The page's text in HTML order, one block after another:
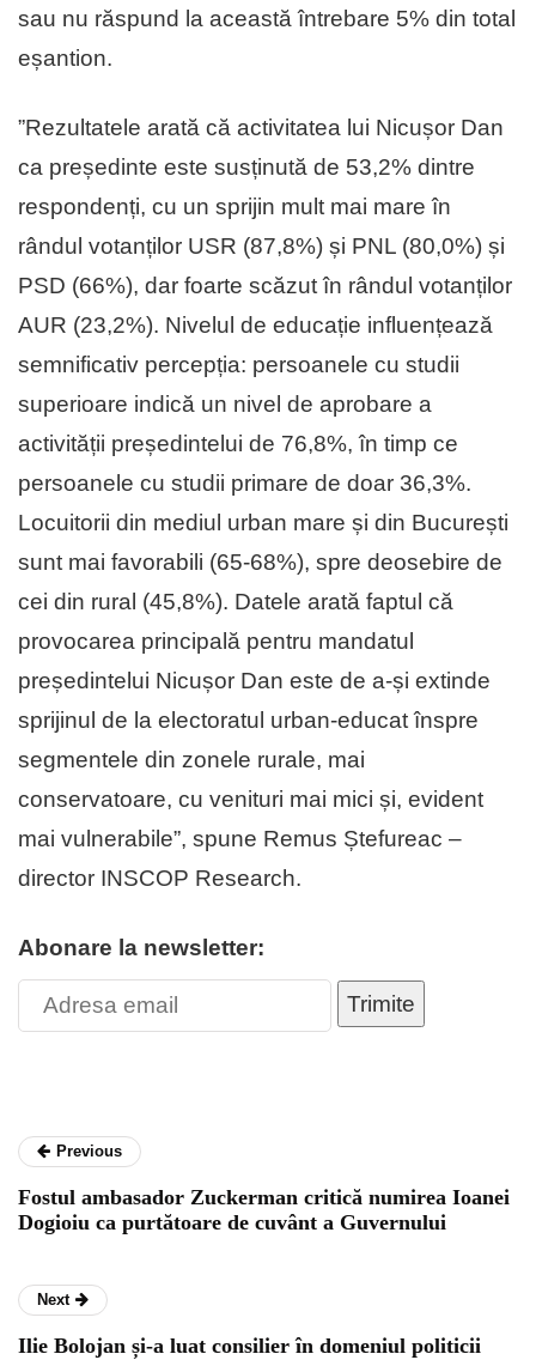
sau nu răspund la această întrebare 5% din total
eșantion.
”Rezultatele arată că activitatea lui Nicușor Dan
ca președinte este susținută de 53,2% dintre
respondenți, cu un sprijin mult mai mare în
rândul votanților USR (87,8%) și PNL (80,0%) și
PSD (66%), dar foarte scăzut în rândul votanților
AUR (23,2%). Nivelul de educație influențează
semnificativ percepția: persoanele cu studii
superioare indică un nivel de aprobare a
activității președintelui de 76,8%, în timp ce
persoanele cu studii primare de doar 36,3%.
Locuitorii din mediul urban mare și din București
sunt mai favorabili (65-68%), spre deosebire de
cei din rural (45,8%). Datele arată faptul că
provocarea principală pentru mandatul
președintelui Nicușor Dan este de a-și extinde
sprijinul de la electoratul urban-educat înspre
segmentele din zonele rurale, mai
conservatoare, cu venituri mai mici și, evident
mai vulnerabile”, spune Remus Ștefureac –
director INSCOP Research.
Abonare la newsletter:
Trimite
Previous
Fostul ambasador Zuckerman critică numirea Ioanei
Dogioiu ca purtătoare de cuvânt a Guvernului
Next
Ilie Bolojan și-a luat consilier în domeniul politicii